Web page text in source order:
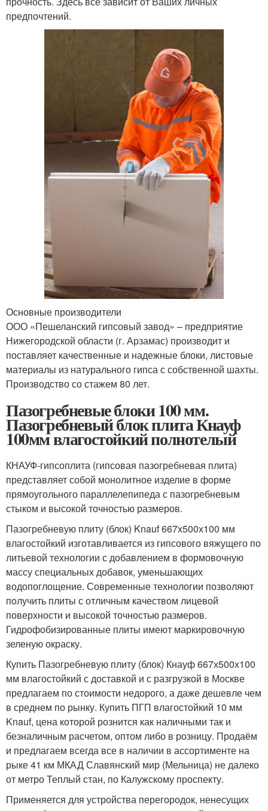
предпочтений.
Основные производители
ООО «Пешеланский гипсовый завод» – предприятие
Нижегородской области (г. Арзамас) производит и
поставляет качественные и надежные блоки, листовые
материалы из натурального гипса с собственной шахты.
Производство со стажем 80 лет.
Пазогребневые блоки 100 мм.
Пазогребневый блок плита Кнауф
100мм влагостойкий полнотелый
КНАУФ-гипсоплита (гипсовая пазогребневая плита)
представляет собой монолитное изделие в форме
прямоугольного параллелепипеда с пазогребневым
стыком и высокой точностью размеров.
Пазогребневую плиту (блок) Knauf 667х500х100 мм
влагостойкий изготавливается из гипсового вяжущего по
литьевой технологии с добавлением в формовочную
массу специальных добавок, уменьшающих
водопоглощение. Современные технологии позволяют
получить плиты с отличным качеством лицевой
поверхности и высокой точностью размеров.
Гидрофобизированные плиты имеют маркировочную
зеленую окраску.
Купить Пазогребневую плиту (блок) Кнауф 667х500х100
мм влагостойкий с доставкой и с разгрузкой в Москве
предлагаем по стоимости недорого, а даже дешевле чем
в среднем по рынку. Купить ПГП влагостойкий 10 мм
Knauf, цена которой рознится как наличными так и
безналичным расчетом, оптом либо в розницу. Продаём
и предлагаем всегда все в наличии в ассортименте на
рыке 41 км МКАД Славянский мир (Мельница) не далеко
от метро Теплый стан, по Калужскому проспекту.
Применяется для устройства перегородок, ненесущих